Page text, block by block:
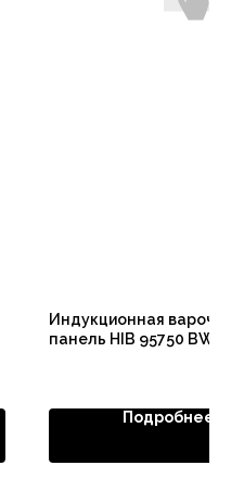
Индукционная
панель HIB 95750 BW
Подробнее